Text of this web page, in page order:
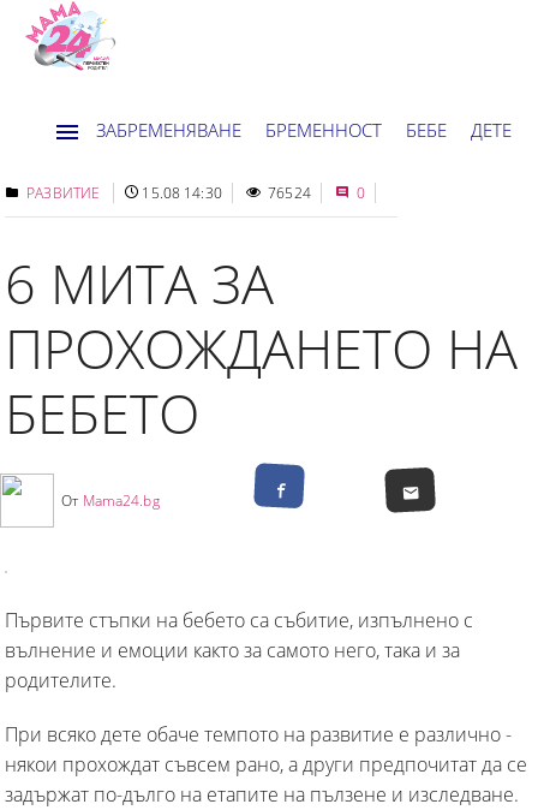
ЗАБРЕМЕНЯВАНЕ БРЕМЕННОСТ БЕБЕ ДЕТЕ
ДОМ НОВИНИ ХОРОСКОП
РАЗВИТИЕ 15.08 14:30 76524 0
6 МИТА ЗА
ПРОХОЖДАНЕТО НА
БЕБЕТО
От Mama24.bg
Първите стъпки на бебето са събитие, изпълнено с
вълнение и емоции както за самото него, така и за
родителите.
При всяко дете обаче темпото на развитие е различно -
някои прохождат съвсем рано, а други предпочитат да се
задържат по-дълго на етапите на пълзене и изследване.